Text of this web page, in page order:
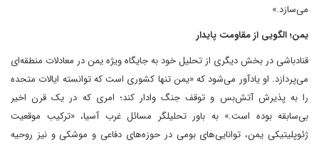
می‌سازد.»
یمن؛ الگویی از مقاومت پایدار
قنادباشی در بخش دیگری از تحلیل خود به جایگاه ویژه یمن در معادلات منطقه‌ای
می‌پردازد. او یادآور می‌شود که «یمن تنها کشوری است که توانسته ایالات متحده
را به پذیرش آتش‌بس و توقف جنگ وادار کند؛ امری که در یک قرن اخیر
بی‌سابقه بوده است.» به باور تحلیلگر مسائل غرب آسیا، «ترکیب موقعیت
ژئوپلیتیکی یمن، توانایی‌های بومی در حوزه‌های دفاعی و موشکی و نیز روحیه